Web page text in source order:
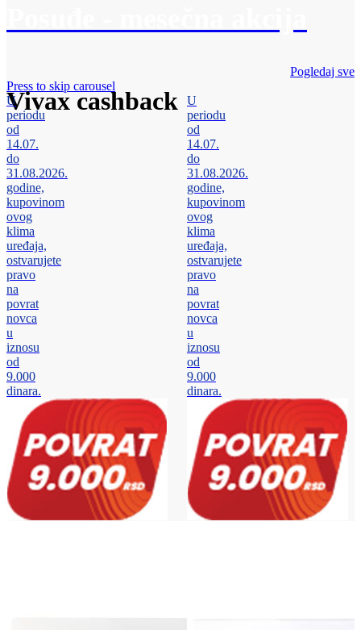
Vivax cashback
Pogledaj sve
Press to skip carousel
U
periodu
od
14.07.
do
31.08.2026.
godine,
kupovinom
ovog
klima
uređaja,
ostvarujete
pravo
na
povrat
novca
u
iznosu
od
9.000
dinara.
U
periodu
od
14.07.
do
31.08.2026.
godine,
kupovinom
ovog
klima
uređaja,
ostvarujete
pravo
na
povrat
novca
u
iznosu
od
9.000
dinara.